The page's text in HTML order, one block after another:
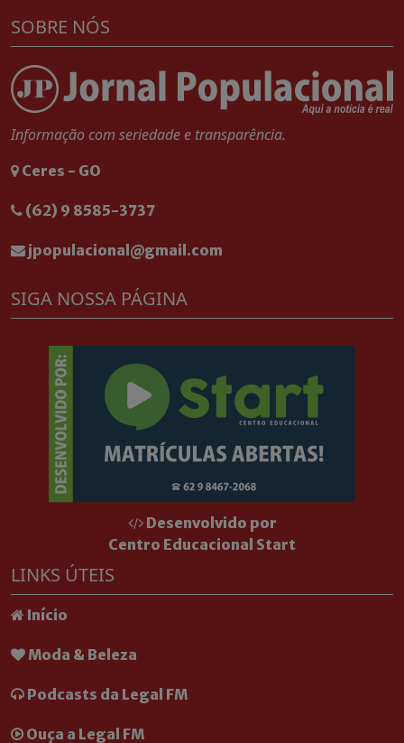
SOBRE NÓS
Informação com seriedade e transparência.
Ceres - GO
(62) 9 8585-3737
jpopulacional@gmail.com
SIGA NOSSA PÁGINA
Desenvolvido por
Centro Educacional Start
LINKS ÚTEIS
Início
Moda & Beleza
Podcasts da Legal FM
Ouça a Legal FM